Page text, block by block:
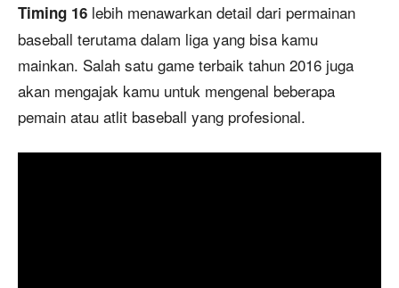
Timing 16 lebih menawarkan detail dari permainan
baseball terutama dalam liga yang bisa kamu
mainkan. Salah satu game terbaik tahun 2016 juga
akan mengajak kamu untuk mengenal beberapa
pemain atau atlit baseball yang profesional.